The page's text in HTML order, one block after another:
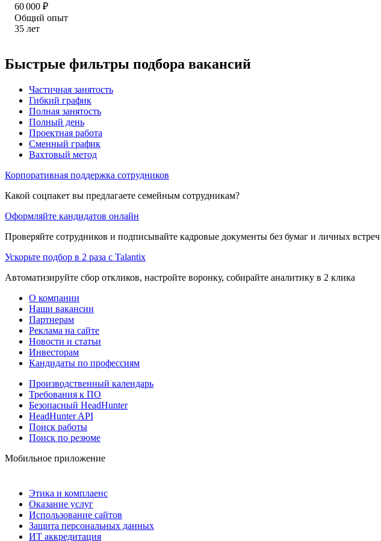
60 000 ₽
Общий опыт
35 лет
Быстрые фильтры подбора вакансий
Частичная занятость
Гибкий график
Полная занятость
Полный день
Проектная работа
Сменный график
Вахтовый метод
Корпоративная поддержка сотрудников
Какой соцпакет вы предлагаете семейным сотрудникам?
Оформляйте кандидатов онлайн
Проверяйте сотрудников и подписывайте кадровые документы без бумаг и личных встреч
Ускорьте подбор в 2 раза с Talantix
Автоматизируйте сбор откликов, настройте воронку, собирайте аналитику в 2 клика
О компании
Наши вакансии
Партнерам
Реклама на сайте
Новости и статьи
Инвесторам
Кандидаты по профессиям
Производственный календарь
Требования к ПО
Безопасный HeadHunter
HeadHunter API
Поиск работы
Поиск по резюме
Мобильное приложение
Этика и комплаенс
Оказание услуг
Использование сайтов
Защита персональных данных
ИТ аккредитация